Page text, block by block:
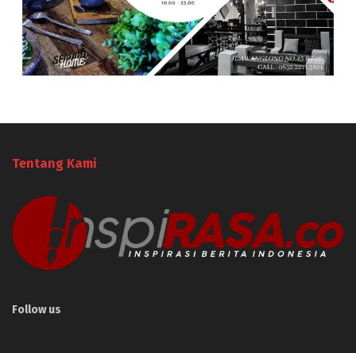
Tentang Kami
Follow us